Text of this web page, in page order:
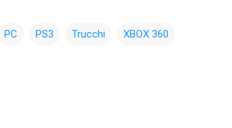
PC PS3 Trucchi XBOX 360